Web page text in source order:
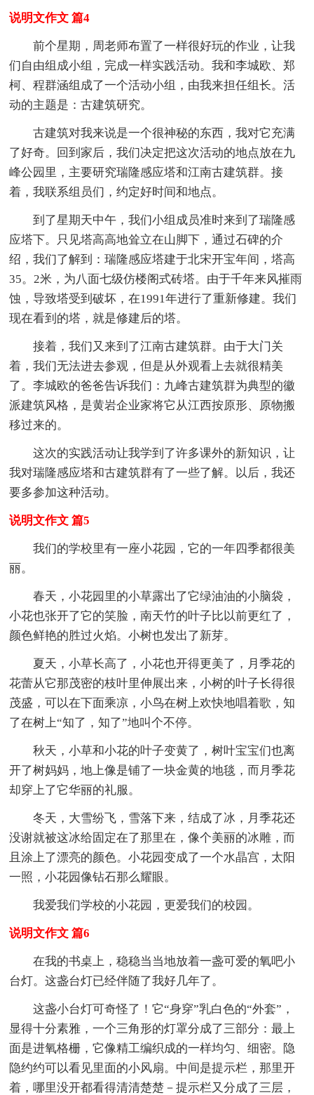
说明文作文 篇4
前个星期，周老师布置了一样很好玩的作业，让我
们自由组成小组，完成一样实践活动。我和李城欧、郑
柯、程群涵组成了一个活动小组，由我来担任组长。活
动的主题是：古建筑研究。
古建筑对我来说是一个很神秘的东西，我对它充满
了好奇。回到家后，我们决定把这次活动的地点放在九
峰公园里，主要研究瑞隆感应塔和江南古建筑群。接
着，我联系组员们，约定好时间和地点。
到了星期天中午，我们小组成员准时来到了瑞隆感
应塔下。只见塔高高地耸立在山脚下，通过石碑的介
绍，我们了解到：瑞隆感应塔建于北宋开宝年间，塔高
35。2米，为八面七级仿楼阁式砖塔。由于千年来风摧雨
蚀，导致塔受到破坏，在1991年进行了重新修建。我们
现在看到的塔，就是修建后的塔。
接着，我们又来到了江南古建筑群。由于大门关
着，我们无法进去参观，但是从外观看上去就很精美
了。李城欧的爸爸告诉我们：九峰古建筑群为典型的徽
派建筑风格，是黄岩企业家将它从江西按原形、原物搬
移过来的。
这次的实践活动让我学到了许多课外的新知识，让
我对瑞隆感应塔和古建筑群有了一些了解。以后，我还
要多参加这种活动。
说明文作文 篇5
我们的学校里有一座小花园，它的一年四季都很美
丽。
春天，小花园里的小草露出了它绿油油的小脑袋，
小花也张开了它的笑脸，南天竹的叶子比以前更红了，
颜色鲜艳的胜过火焰。小树也发出了新芽。
夏天，小草长高了，小花也开得更美了，月季花的
花蕾从它那茂密的枝叶里伸展出来，小树的叶子长得很
茂盛，可以在下面乘凉，小鸟在树上欢快地唱着歌，知
了在树上“知了，知了”地叫个不停。
秋天，小草和小花的叶子变黄了，树叶宝宝们也离
开了树妈妈，地上像是铺了一块金黄的地毯，而月季花
却穿上了它华丽的礼服。
冬天，大雪纷飞，雪落下来，结成了冰，月季花还
没谢就被这冰给固定在了那里在，像个美丽的冰雕，而
且涂上了漂亮的颜色。小花园变成了一个水晶宫，太阳
一照，小花园像钻石那么耀眼。
我爱我们学校的小花园，更爱我们的校园。
说明文作文 篇6
在我的书桌上，稳稳当当地放着一盏可爱的氧吧小
台灯。这盏台灯已经伴随了我好几年了。
这盏小台灯可奇怪了！它“身穿”乳白色的“外套”，
显得十分素雅，一个三角形的灯罩分成了三部分：最上
面是进氧格栅，它像精工编织成的一样均匀、细密。隐
隐约约可以看见里面的小风扇。中间是提示栏，那里开
着，哪里没开都看得清清楚楚－提示栏又分成了三层，